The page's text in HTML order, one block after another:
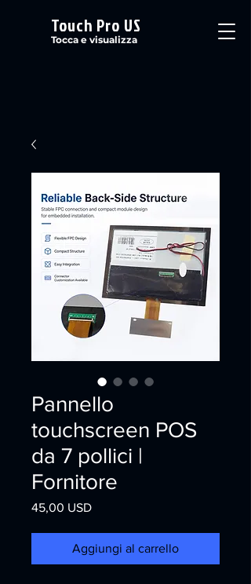
Touch Pro US
Tocca e visualizza
Pannello
touchscreen POS
da 7 pollici |
Fornitore
45,00 USDPrezzo
Aggiungi al carrello